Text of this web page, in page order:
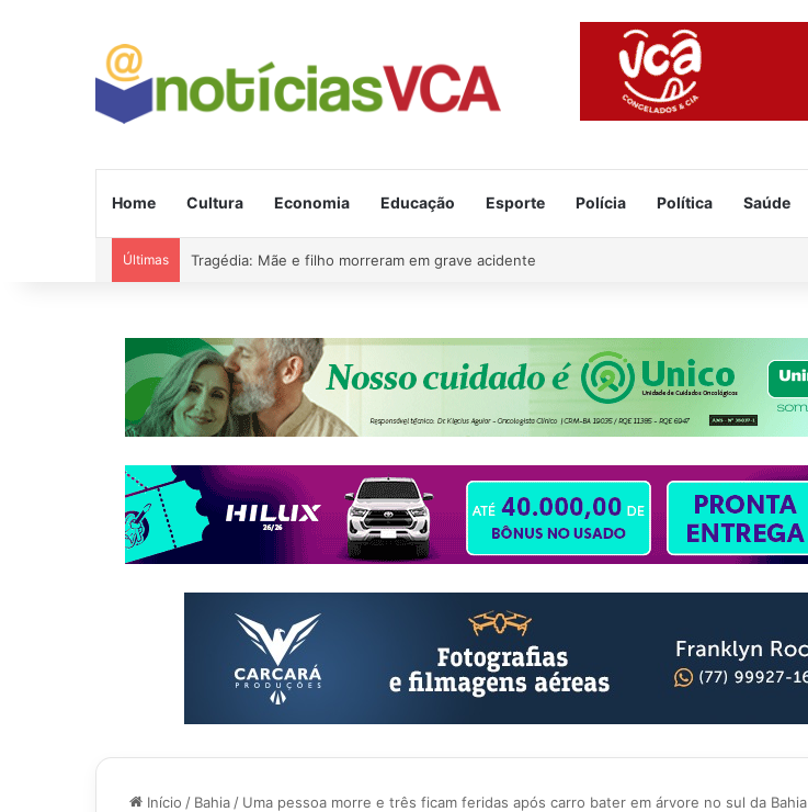
Home Cultura Economia Educação Esporte Polícia Política Saúde
Últimas Tragédia: Mãe e filho morreram em grave acidente
Início / Bahia / Uma pessoa morre e três ficam feridas após carro bater em árvore no sul da Bahia